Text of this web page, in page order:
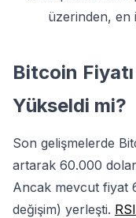
üzerinden, en
Bitcoin
Yükseldi mi?
Son gelişmelerde
artarak 60.000
Ancak mevcut fiyat
değişim) yerleşti. RSI